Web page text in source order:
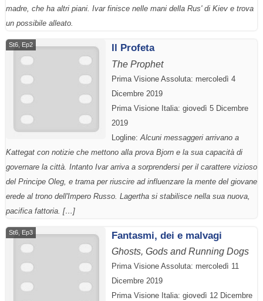
madre, che ha altri piani. Ivar finisce nelle mani della Rus' di Kiev e trova
un possibile alleato.
St6, Ep2 Il Profeta
The Prophet
Prima Visione Assoluta: mercoledì 4
Dicembre 2019
Prima Visione Italia: giovedì 5 Dicembre
2019
Logline: Alcuni messaggeri arrivano a
Kattegat con notizie che mettono alla prova Bjorn e la sua capacità di
governare la città. Intanto Ivar arriva a sorprendersi per il carattere vizioso
del Principe Oleg, e trama per riuscire ad influenzare la mente del giovane
erede al trono dell'Impero Russo. Lagertha si stabilisce nella sua nuova,
pacifica fattoria. […]
St6, Ep3 Fantasmi, dei e malvagi
Ghosts, Gods and Running Dogs
Prima Visione Assoluta: mercoledì 11
Dicembre 2019
Prima Visione Italia: giovedì 12 Dicembre